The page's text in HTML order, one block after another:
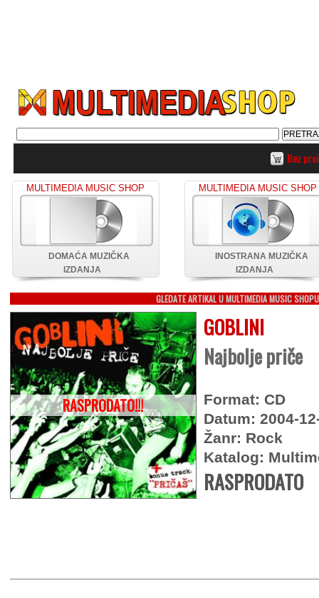
Bez
MULTIMEDIA MUSIC SHOP
DOMAĆA MUZIČKA
IZDANJA
MULTIMEDIA MUSIC SHOP
INOSTRANA MUZIČKA
IZDANJA
GLEDATE ARTIKAL U MULTIMEDIA MUSIC SHOPU
RASPRODATO!!!
GOBLINI
Najbolje priče
Format: CD
Datum: 2004-
Žanr: Rock
Katalog:
RASPRODATO